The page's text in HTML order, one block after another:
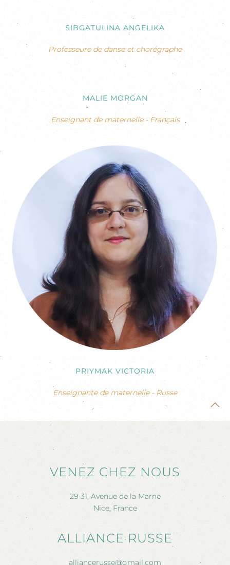
SIBGATULINA ANGELIKA
Professeure de danse et chorégraphe
MALIE MORGAN
Enseignant de maternelle - Français
PRIYMAK VICTORIA
Enseignante de maternelle - Russe
VENEZ CHEZ NOUS
29-31, Avenue de la Marne
Nice, France
ALLIANCE RUSSE
alliancerusse@gmail.com